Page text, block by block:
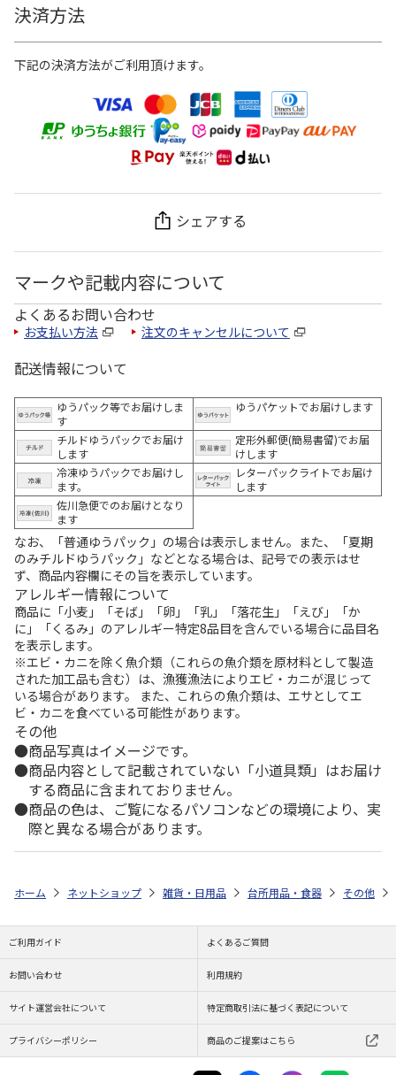
決済方法
下記の決済方法がご利用頂けます。
シェアする
マークや記載内容について
よくあるお問い合わせ
お支払い方法 注文のキャンセルについて
配送情報について
ゆうパック等でお届けしま
す
ゆうパケットでお届けします
チルドゆうパックでお届け
します
定形外郵便(簡易書留)でお届
けします
冷凍ゆうパックでお届けし
ます。
レターパックライトでお届け
します
佐川急便でのお届けとなり
ます
なお、「普通ゆうパック」の場合は表示しません。また、「夏期
のみチルドゆうパック」などとなる場合は、記号での表示はせ
ず、商品内容欄にその旨を表示しています。
アレルギー情報について
商品に「小麦」「そば」「卵」「乳」「落花生」「えび」「か
に」「くるみ」のアレルギー特定8品目を含んでいる場合に品目名
を表示します。
※エビ・カニを除く魚介類（これらの魚介類を原材料として製造
された加工品も含む）は、漁獲漁法によりエビ・カニが混じって
いる場合があります。 また、これらの魚介類は、エサとしてエ
ビ・カニを食べている可能性があります。
その他
商品写真はイメージです。
商品内容として記載されていない「小道具類」はお届け
する商品に含まれておりません。
商品の色は、ご覧になるパソコンなどの環境により、実
際と異なる場合があります。
ホーム ネットショップ 雑貨・日用品 台所用品・食器 その他
ご利用ガイド よくあるご質問
お問い合わせ 利用規約
サイト運営会社について 特定商取引法に基づく表記について
プライバシーポリシー 商品のご提案はこちら